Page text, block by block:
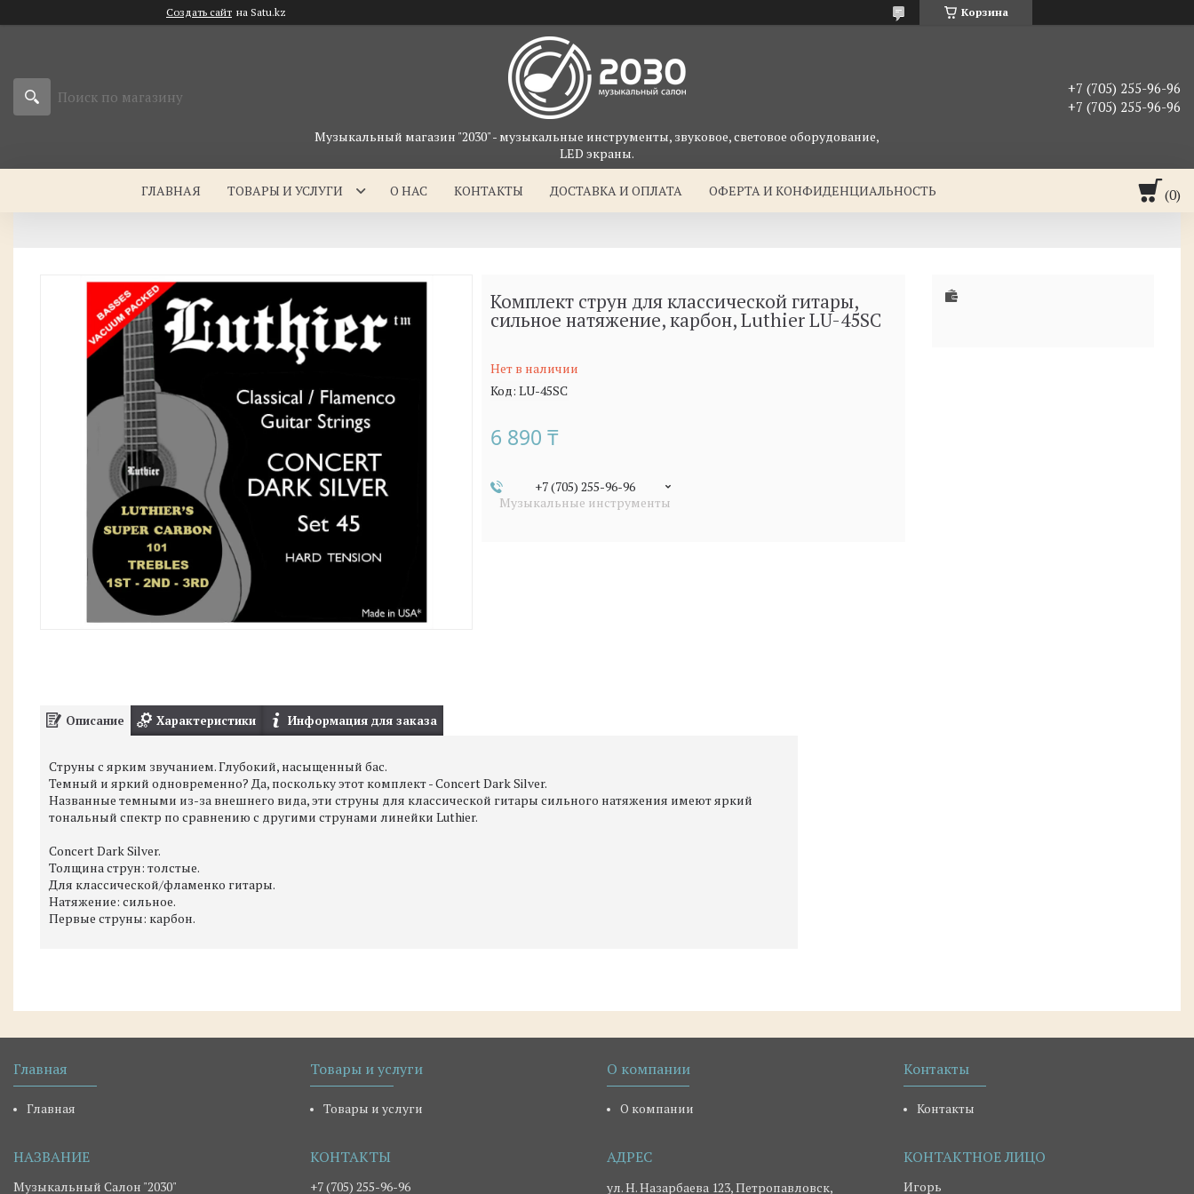
Создать сайт на Satu.kz Корзина
Музыкальный магазин "2030" - музыкальные инструменты, звуковое, световое оборудование,
LED экраны.
+7 (705) 255-96-96
+7 (705) 255-96-96
ГЛАВНАЯ ТОВАРЫ И УСЛУГИ О НАС КОНТАКТЫ ДОСТАВКА И ОПЛАТА ОФЕРТА И КОНФИДЕНЦИАЛЬНОСТЬ
Комплект струн для классической гитары,
сильное натяжение, карбон, Luthier LU-45SC
Нет в наличии
Код: LU-45SC
6 890 ₸
+7 (705) 255-96-96
Музыкальные инструменты
Описание Характеристики Информация для заказа
Струны с ярким звучанием. Глубокий, насыщенный бас.
Темный и яркий одновременно? Да, поскольку этот комплект - Concert Dark Silver.
Названные темными из-за внешнего вида, эти струны для классической гитары сильного натяжения имеют яркий
тональный спектр по сравнению с другими струнами линейки Luthier.
Concert Dark Silver.
Толщина струн: толстые.
Для классической/фламенко гитары.
Натяжение: сильное.
Первые струны: карбон.
Главная
Главная
Товары и услуги
Товары и услуги
О компании
О компании
Контакты
Контакты
Музыкальный Салон "2030" +7 (705) 255-96-96 ул. Н. Назарбаева 123, Петропавловск, Игорь